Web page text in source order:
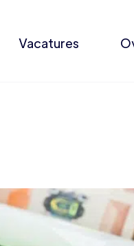
Vacatures